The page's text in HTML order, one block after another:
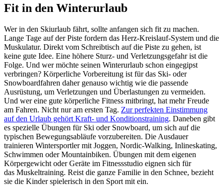
Fit in den Winterurlaub
Wer in den Skiurlaub fährt, sollte anfangen sich fit zu machen.
Lange Tage auf der Piste fordern das Herz-Kreislauf-System und die
Muskulatur. Direkt vom Schreibtisch auf die Piste zu gehen, ist
keine gute Idee. Eine höhere Sturz- und Verletzungsgefahr ist die
Folge. Und wer möchte seinen Winterurlaub schon eingegipst
verbringen? Körperliche Vorbereitung ist für das Ski- oder
Snowboardfahren daher genauso wichtig wie die passende
Ausrüstung, um Verletzungen und Überlastungen zu vermeiden.
Und wer eine gute körperliche Fitness mitbringt, hat mehr Freude
am Fahren. Nicht nur am ersten Tag. Zur perfekten Einstimmung
auf den Urlaub gehört Kraft- und Konditionstraining. Daneben gibt
es spezielle Übungen für Ski oder Snowboard, um sich auf die
typischen Bewegungsabläufe vorzubereiten. Die Ausdauer
trainieren Wintersportler mit Joggen, Nordic-Walking, Inlineskating,
Schwimmen oder Mountainbiken. Übungen mit dem eigenen
Körpergewicht oder Geräte im Fitnessstudio eignen sich für
das Muskeltraining. Reist die ganze Familie in den Schnee, bezieht
sie die Kinder spielerisch in den Sport mit ein.